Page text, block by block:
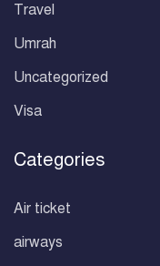
Travel
Umrah
Uncategorized
Visa
Categories
Air ticket
airways